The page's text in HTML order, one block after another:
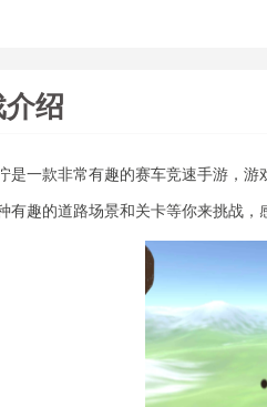
绍
是一款非常有趣的赛车竞速手游，
有趣的道路场景和关卡等你来挑战，